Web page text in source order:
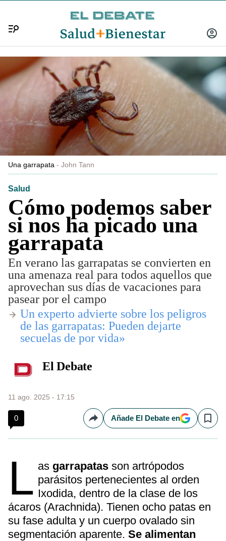
INICIAR
Una garrapata John Tann
Salud
Cómo podemos saber
si nos ha picado una
garrapata
En verano las garrapatas se convierten en
una amenaza real para todos aquellos que
aprovechan sus días de vacaciones para
pasear por el campo
​Un experto advierte sobre los peligros
de las garrapatas: Pueden dejarte
secuelas de por vida»
El Debate
11 ago. 2025 - 17:15
0 CompartirAñade El Debate en Save
L as garrapatasson artrópodos
parásitos pertenecientes al orden
Ixodida, dentro de la clase de los
ácaros (Arachnida). Tienen ocho patas en
su fase adulta y un cuerpo ovalado sin
segmentación aparente. Se alimentan